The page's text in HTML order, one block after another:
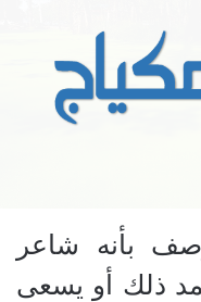
بأنه شاعر
ذلك أو يسعى